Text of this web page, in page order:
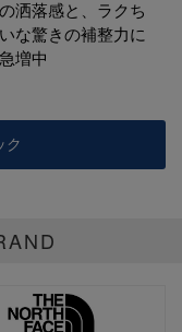
洒落感と、ラクち
な驚きの補整力に
増中
ク